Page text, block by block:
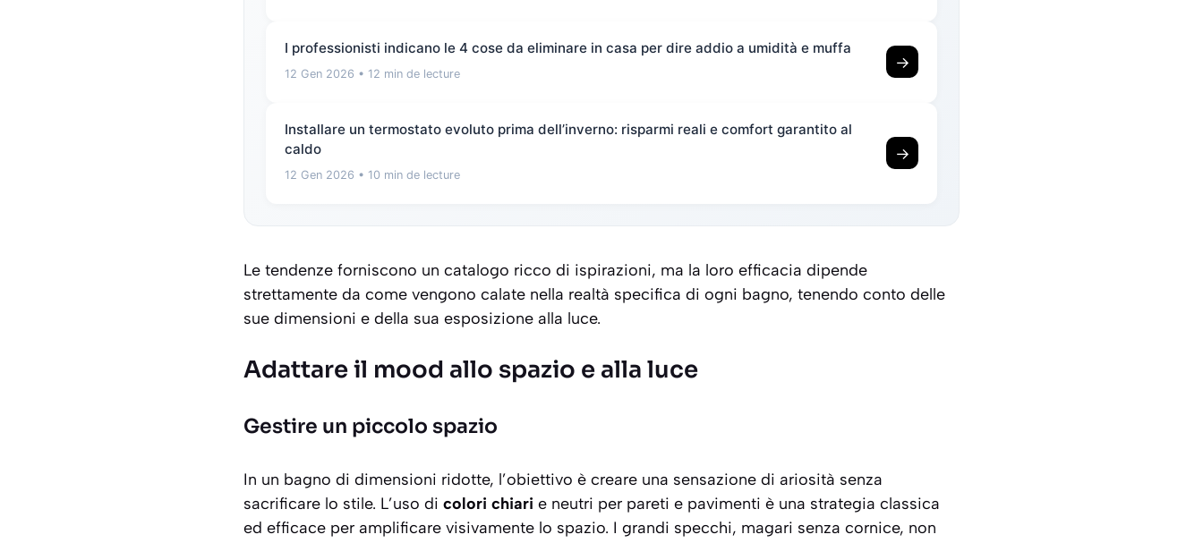
I professionisti indicano le 4 cose da eliminare in casa per dire addio a umidità e muffa
12 Gen 2026 • 12 min de lecture
→
Installare un termostato evoluto prima dell’inverno: risparmi reali e comfort garantito al
caldo
12 Gen 2026 • 10 min de lecture
→
Le tendenze forniscono un catalogo ricco di ispirazioni, ma la loro efficacia dipende
strettamente da come vengono calate nella realtà specifica di ogni bagno, tenendo conto delle
sue dimensioni e della sua esposizione alla luce.
Adattare il mood allo spazio e alla luce
Gestire un piccolo spazio
In un bagno di dimensioni ridotte, l’obiettivo è creare una sensazione di ariosità senza
sacrificare lo stile. L’uso di colori chiari e neutri per pareti e pavimenti è una strategia classica
ed efficace per amplificare visivamente lo spazio. I grandi specchi, magari senza cornice, non